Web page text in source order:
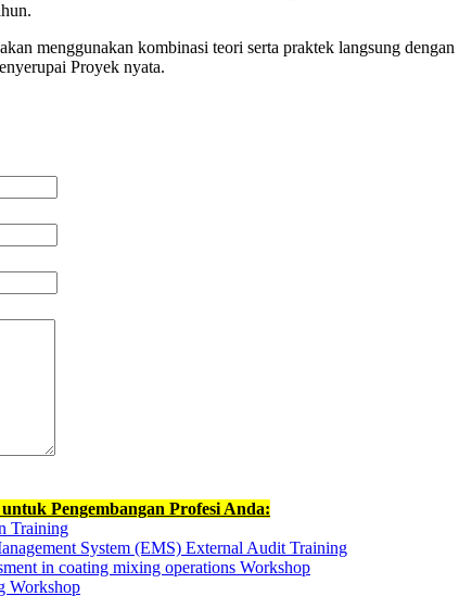
menggunakan kombinasi teori serta praktek langsung dengan
Proyek nyata.
Pengembangan Profesi Anda:
Training
System (EMS) External Audit Training
in coating mixing operations Workshop
Workshop